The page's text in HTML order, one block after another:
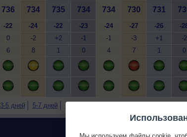
736
-22
0
6
734
-24
-2
8
735
-22
+2
1
734
-23
-1
0
734
-24
-1
4
730
-27
-3
7
731
-26
+1
1
-
-2
0
3-5 дней 5-7 дней 7-9 дней